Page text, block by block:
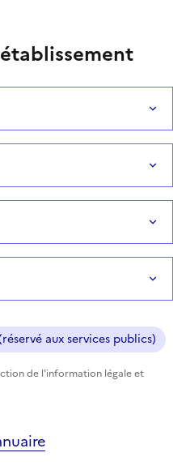
aux services publics)
de l'information légale et